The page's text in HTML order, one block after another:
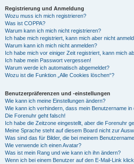
Registrierung und Anmeldung
Wozu muss ich mich registrieren?
Was ist COPPA?
Warum kann ich mich nicht registrieren?
Ich habe mich registriert, kann mich aber nicht
Warum kann ich mich nicht anmelden?
Ich habe mich vor einiger Zeit registriert, kann mich
Ich habe mein Passwort vergessen!
Warum werde ich automatisch abgemeldet?
Wozu ist die Funktion „Alle Cookies löschen“?
Benutzerpräferenzen und -einstellungen
Wie kann ich meine Einstellungen ändern?
Wie kann ich verhindern, dass mein Benutzername
Die Forenuhr geht falsch!
Ich habe die Zeitzone eingestellt, aber die Forenuhr
Meine Sprache steht auf diesem Board nicht zur
Was sind das für Bilder, die bei meinem
Wie verwende ich einen Avatar?
Was ist mein Rang und wie kann ich ihn ändern?
Wenn ich bei einem Benutzer auf den E-Mail-Link